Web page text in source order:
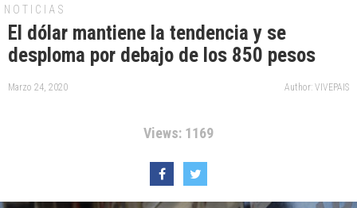
NOTICIAS
El dólar mantiene la tendencia y se
desploma por debajo de los 850 pesos
Marzo 24, 2020 Author: VIVEPAIS
Views: 1169